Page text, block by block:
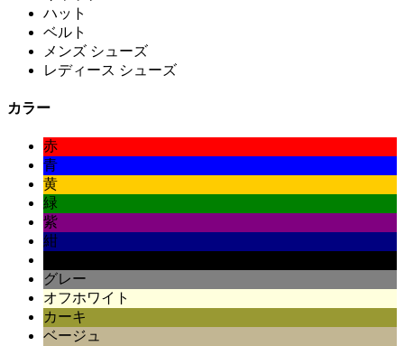
ハット
ベルト
メンズ シューズ
レディース シューズ
カラー
赤
青
黄
緑
紫
紺
グレー
オフホワイト
カーキ
ベージュ